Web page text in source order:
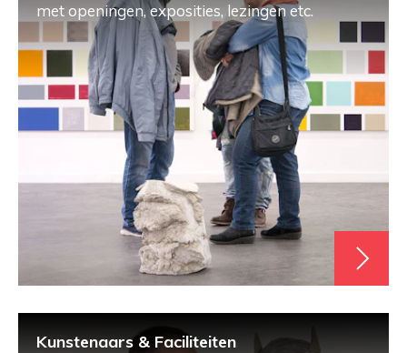
met openingen, exposities, lezingen etc.
Kunstenaars & Faciliteiten